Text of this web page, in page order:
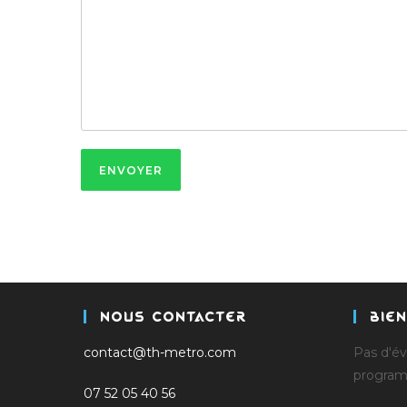
ENVOYER
Nous Contacter
contact@th-metro.com
07 52 05 40 56
Pas